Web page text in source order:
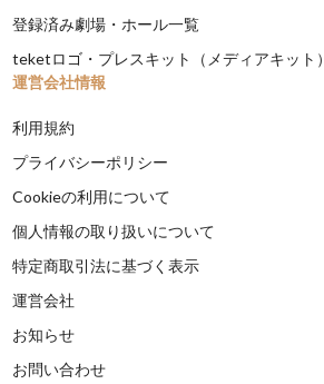
登録済み劇場・ホール一覧
teketロゴ・プレスキット（メディアキット）
運営会社情報
利用規約
プライバシーポリシー
Cookieの利用について
個人情報の取り扱いについて
特定商取引法に基づく表示
運営会社
お知らせ
お問い合わせ